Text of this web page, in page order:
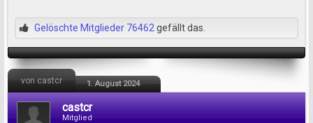
Gelöschte Mitglieder 76462 gefällt das.
von castcr 1. August 2024
castcr
Mitglied